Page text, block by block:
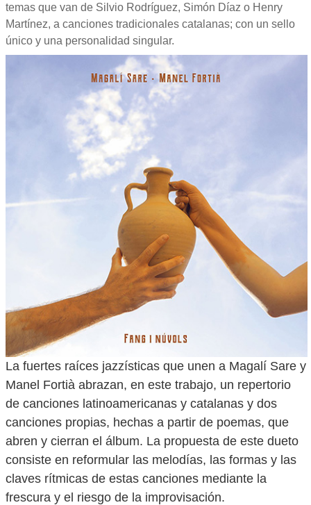
temas que van de Silvio Rodríguez, Simón Díaz o Henry
Martínez, a canciones tradicionales catalanas; con un sello
único y una personalidad singular.
La fuertes raíces jazzísticas que unen a Magalí Sare y
Manel Fortià abrazan, en este trabajo, un repertorio
de canciones latinoamericanas y catalanas y dos
canciones propias, hechas a partir de poemas, que
abren y cierran el álbum. La propuesta de este dueto
consiste en reformular las melodías, las formas y las
claves rítmicas de estas canciones mediante la
frescura y el riesgo de la improvisación.